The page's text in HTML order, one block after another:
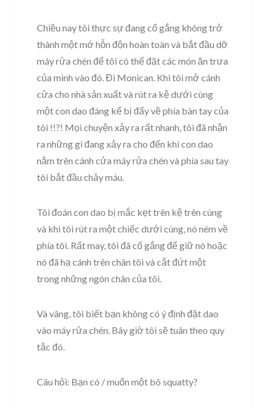
Chiều nay tôi thực sự đang cố gắng không trở
thành một mớ hỗn độn hoàn toàn và bắt đầu dỡ
máy rửa chén để tôi có thể đặt các món ăn trưa
của mình vào đó. Đi Monican. Khi tôi mở cánh
cửa cho nhà sản xuất và rút ra kệ dưới cùng
một con dao đáng kể bị đẩy về phía bàn tay của
tôi !!?! Mọi chuyện xảy ra rất nhanh, tôi đã nhận
ra những gì đang xảy ra cho đến khi con dao
nằm trên cánh cửa máy rửa chén và phía sau tay
tôi bắt đầu chảy máu.
Tôi đoán con dao bị mắc kẹt trên kệ trên cùng
và khi tôi rút ra một chiếc dưới cùng, nó ném về
phía tôi. Rất may, tôi đã cố gắng để giữ nó hoặc
nó đã hạ cánh trên chân tôi và cắt đứt một
trong những ngón chân của tôi.
Và vâng, tôi biết bạn không có ý định đặt dao
vào máy rửa chén. Bây giờ tôi sẽ tuân theo quy
tắc đó.
Câu hỏi: Bạn có / muốn một bô squatty?